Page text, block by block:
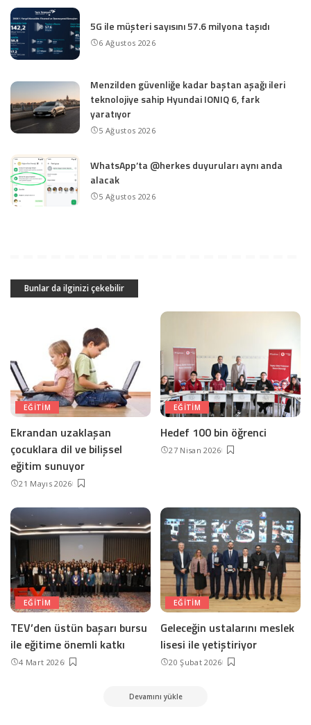
5G ile müşteri sayısını 57.6 milyona taşıdı
6 Ağustos 2026
Menzilden güvenliğe kadar baştan aşağı ileri
teknolojiye sahip Hyundai IONIQ 6, fark
yaratıyor
5 Ağustos 2026
WhatsApp’ta @herkes duyuruları aynı anda
alacak
5 Ağustos 2026
Bunlar da ilginizi çekebilir
EĞITIM
Ekrandan uzaklaşan
çocuklara dil ve bilişsel
eğitim sunuyor
21 Mayıs 2026
EĞITIM
Hedef 100 bin öğrenci
27 Nisan 2026
EĞITIM
TEV’den üstün başarı bursu
ile eğitime önemli katkı
4 Mart 2026
EĞITIM
Geleceğin ustalarını meslek
lisesi ile yetiştiriyor
20 Şubat 2026
Devamını yükle